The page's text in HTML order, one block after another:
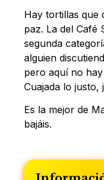
Hay tortillas que
paz. La del Café
segunda
alguien
pero aquí no
Cuajada lo justo,
Es la mejor de
bajáis.